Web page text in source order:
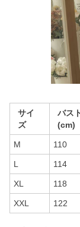
サイ
ズ
バスト
(cm)
M 110
L 114
XL 118
XXL 122